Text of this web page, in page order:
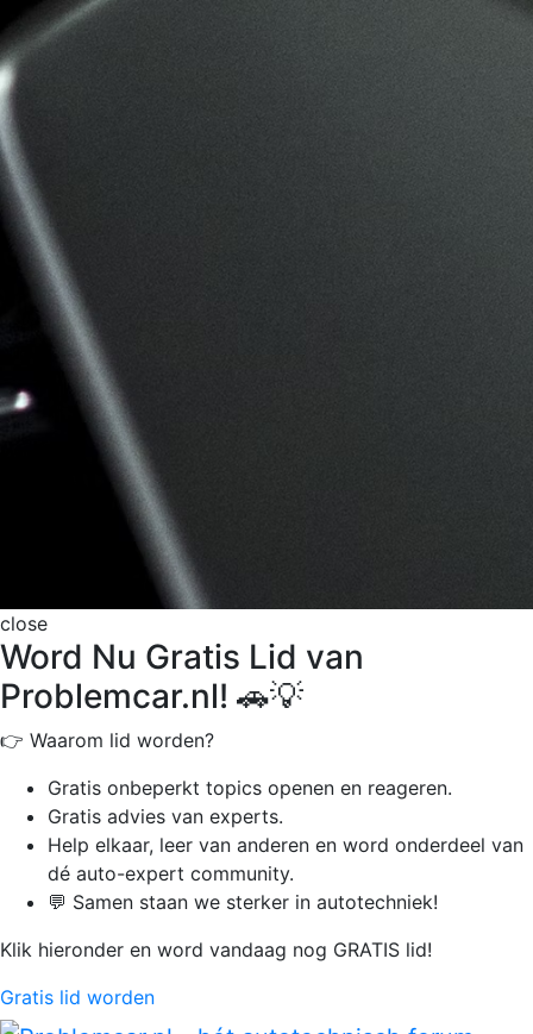
close
Word Nu Gratis Lid van
Problemcar.nl! 🚗💡
👉 Waarom lid worden?
Gratis onbeperkt topics openen en reageren.
Gratis advies van experts.
Help elkaar, leer van anderen en word onderdeel van
dé auto-expert community.
💬 Samen staan we sterker in autotechniek!
Klik hieronder en word vandaag nog GRATIS lid!
Gratis lid worden